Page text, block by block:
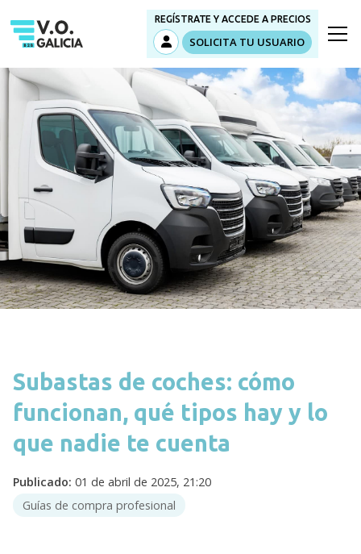
REGÍSTRATE Y ACCEDE A PRECIOS
SOLICITA TU USUARIO
Subastas de coches: cómo
funcionan, qué tipos hay y lo
que nadie te cuenta
Publicado: 01 de abril de 2025, 21:20
Guías de compra profesional